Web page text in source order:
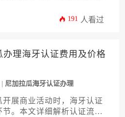
业高效完成跨国文件合规
191 人看过
理海牙认证费用及价格
尼加拉瓜海牙认证办理
展商业活动时，海牙认证
。本文详细解析认证流程